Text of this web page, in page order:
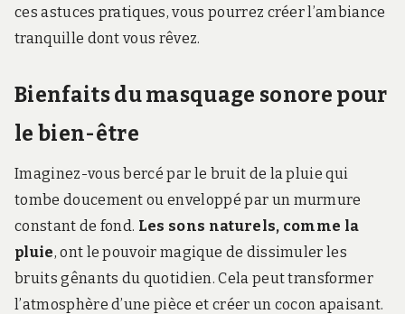
ces astuces pratiques, vous pourrez créer l’ambiance
tranquille dont vous rêvez.
Bienfaits du masquage sonore pour
le bien-être
Imaginez-vous bercé par le bruit de la pluie qui
tombe doucement ou enveloppé par un murmure
constant de fond. Les sons naturels, comme la
pluie, ont le pouvoir magique de dissimuler les
bruits gênants du quotidien. Cela peut transformer
l’atmosphère d’une pièce et créer un cocon apaisant.